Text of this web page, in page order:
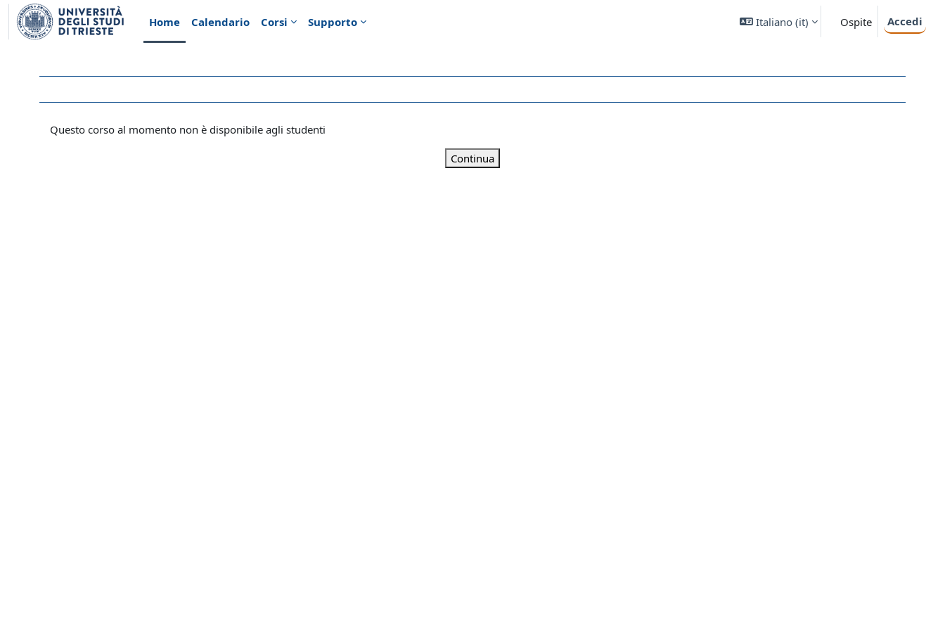
Vai al contenuto principale
Home
Calendario Corsi Supporto Italiano ‎(it)‎ Ospite Accedi
Questo corso al momento non è disponibile agli studenti
Continua